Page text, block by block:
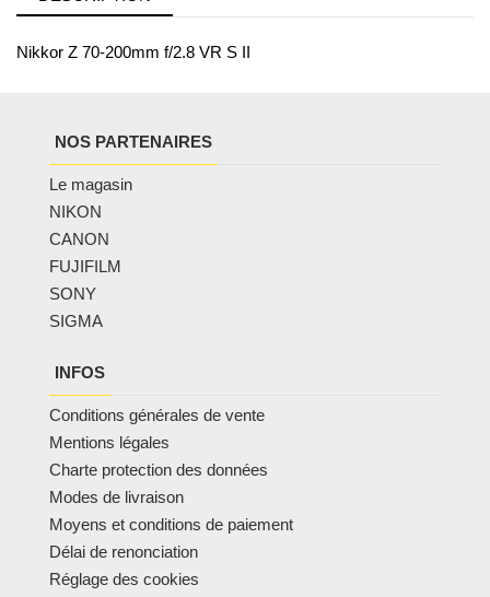
Nikkor Z 70-200mm f/2.8 VR S II
NOS PARTENAIRES
Le magasin
NIKON
CANON
FUJIFILM
SONY
SIGMA
INFOS
Conditions générales de vente
Mentions légales
Charte protection des données
Modes de livraison
Moyens et conditions de paiement
Délai de renonciation
Réglage des cookies